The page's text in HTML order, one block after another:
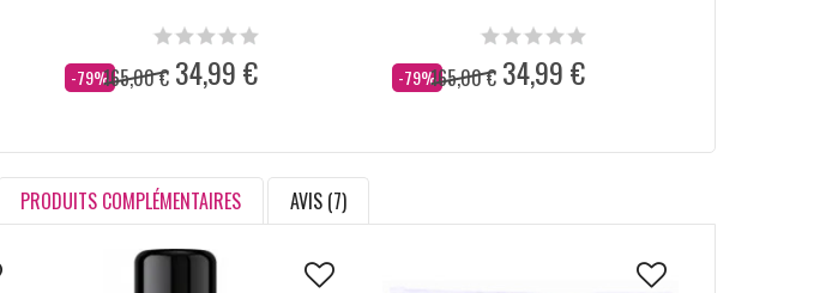
-79%
Dès 165,00 € 34,99 € -79%
Dès 165,00 € 34,99 €
PRODUITS COMPLÉMENTAIRES AVIS (7)